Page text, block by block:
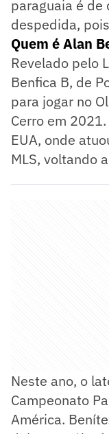
paraguaia é de
despedida,
Quem é Alan
Revelado pelo
Benfica B, de
para jogar no
Cerro em
EUA, onde
MLS, voltando
Neste ano, o
Campeonato
América.